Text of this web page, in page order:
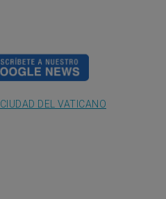
CIUDAD DEL VATICANO